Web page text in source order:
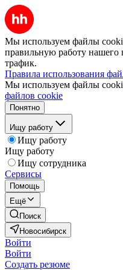
Мы используем файлы
правильную работу нашего
трафик.
Правила использования
Мы используем файлы
файлов cookie
Понятно
Ищу работу
Ищу работу
Ищу работу
Ищу сотрудника
Сервисы
Помощь
Ещё
Поиск
Новосибирск
Войти
Войти
Создать резюме